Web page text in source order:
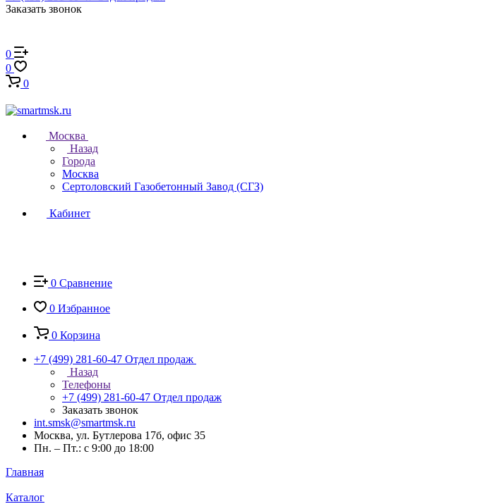
Заказать звонок
0
0
0
Москва
Назад
Города
Москва
Сертоловский Газобетонный Завод (СГЗ)
Кабинет
0 Сравнение
0 Избранное
0 Корзина
+7 (499) 281-60-47 Отдел продаж
Назад
Телефоны
+7 (499) 281-60-47 Отдел продаж
Заказать звонок
int.smsk@smartmsk.ru
Москва, ул. Бутлерова 17б, офис 35
Пн. – Пт.: с 9:00 до 18:00
Главная
Каталог